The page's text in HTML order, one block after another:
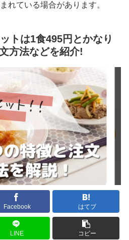
れている場合があります。
トは1食495円とかなり
方法などを紹介!
Facebook はてブ
LINE コピー